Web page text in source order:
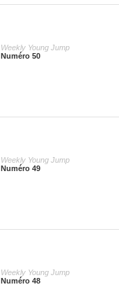
Weekly Young Jump
Numéro 50
Weekly Young Jump
Numéro 49
Weekly Young Jump
Numéro 48